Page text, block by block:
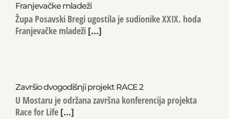
Franjevačke mladeži
Župa Posavski Bregi ugostila je sudionike XXIX. hoda
Franjevačke mladeži [...]
Završio dvogodišnji projekt RACE 2
U Mostaru je održana završna konferencija projekta
Race for Life [...]